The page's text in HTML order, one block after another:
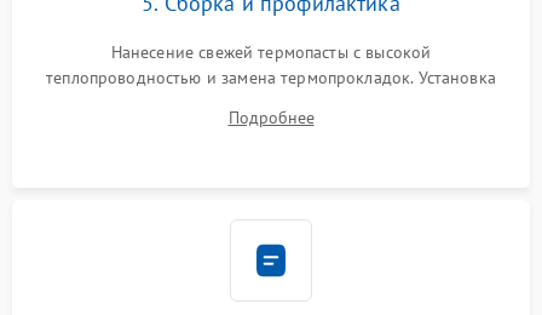
Нанесение свежей термопасты с высокой
теплопроводностью и замена термопрокладок. Установка
шлейфов, модулей памяти и накопителей. Предварительная
Подробнее